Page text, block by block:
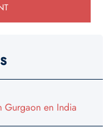
Gurgaon en India